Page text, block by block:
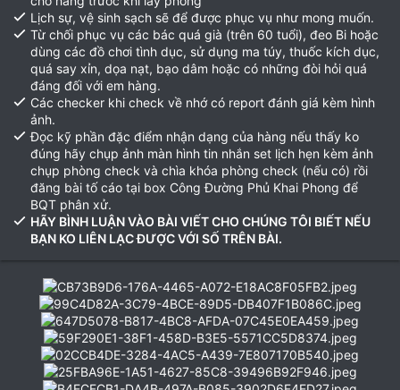
Lịch sự, vệ sinh sạch sẽ để được phục vụ như mong muốn.
Từ chối phục vụ các bác quá già (trên 60 tuổi), đeo Bi hoặc
dùng các đồ chơi tình dục, sử dụng ma túy, thuốc kích dục,
quá say xỉn, dọa nạt, bạo dâm hoặc có những đòi hỏi quá
đáng đối với em hàng.
Các checker khi check về nhớ có report đánh giá kèm hình
ảnh.
Đọc kỹ phần đặc điểm nhận dạng của hàng nếu thấy ko
đúng hãy chụp ảnh màn hình tin nhắn set lịch hẹn kèm ảnh
chụp phòng check và chìa khóa phòng check (nếu có) rồi
đăng bài tố cáo tại box Công Đường Phủ Khai Phong để
BQT phân xử.
HÃY BÌNH LUẬN VÀO BÀI VIẾT CHO CHÚNG TÔI BIẾT NẾU
BẠN KO LIÊN LẠC ĐƯỢC VỚI SỐ TRÊN BÀI.